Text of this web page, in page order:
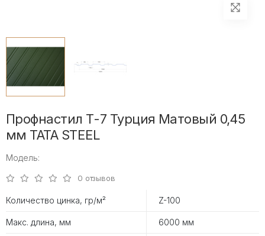
Профнастил Т-7 Турция Матовый 0,45
мм TATA STEEL
Модель:
0 отзывов
Количество цинка, гр/м² Z-100
Макс. длина, мм 6000 мм